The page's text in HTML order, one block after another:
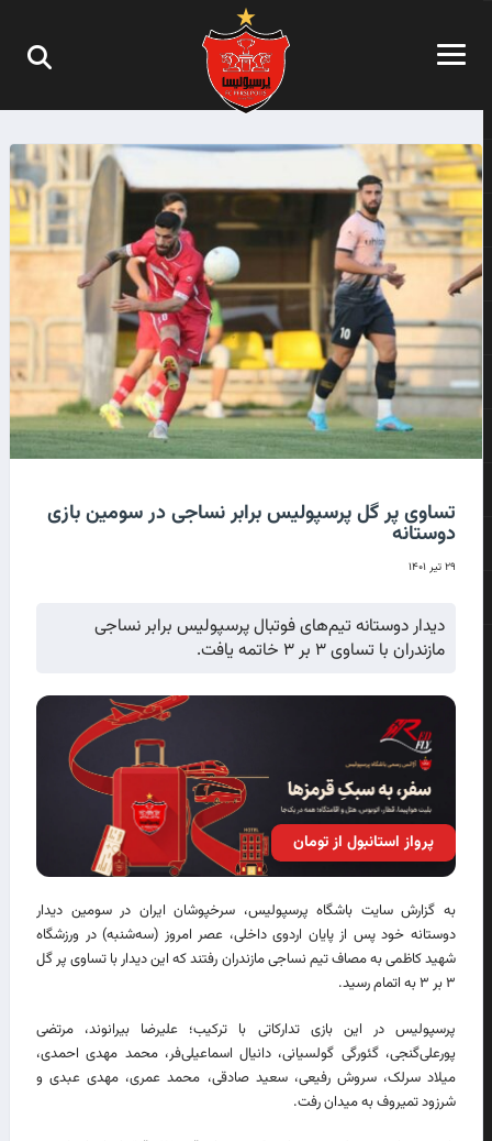
تساوی پر گل پرسپولیس برابر نساجی در سومین بازی
دوستانه
۲۹ تیر ۱۴۰۱
دیدار دوستانه تیم‌های فوتبال پرسپولیس برابر نساجی
مازندران با تساوی ۳ بر ۳ خاتمه یافت.
پرواز استانبول از تومان
به گزارش سایت باشگاه پرسپولیس، سرخپوشان ایران در سومین دیدار
دوستانه خود پس از پایان اردوی داخلی، عصر امروز (سه‌شنبه) در ورزشگاه
شهید کاظمی به مصاف تیم نساجی مازندران رفتند که این دیدار با تساوی پر گل
۳ بر ۳ به اتمام رسید.
پرسپولیس در این بازی تدارکاتی با ترکیب؛ علیرضا بیرانوند، مرتضی
پورعلی‌گنجی، گئورگی گولسیانی، دانیال اسماعیلی‌فر، محمد مهدی احمدی،
میلاد سرلک، سروش رفیعی، سعید صادقی، محمد عمری، مهدی عبدی و
شرزود تمیروف به میدان رفت.